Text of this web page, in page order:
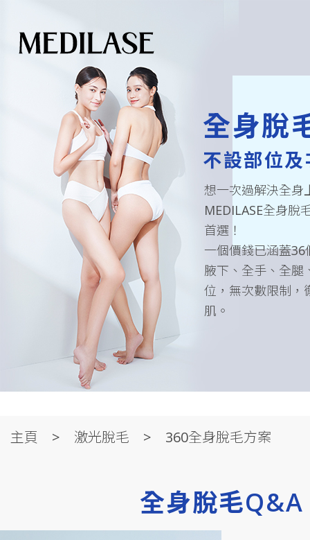
全身脫
不設部位
想一次過解決全身
MEDILASE全身脫
首選！
一個價錢已涵蓋
腋下、全手、全腿
位，無次數限制，
肌。
全身脫毛 | 一個價錢包全身36個
MEDILASE全身脫毛價錢至抵優惠明碼實價，絕無額外收費。
毛，脫完手毛又想脫埋其他。現時於MEDILASE做全身脫毛，
均不限部位數量及時間，最適合做全身激光脫毛的時機就是現
主頁 激光脫毛 360全身脫毛方案
全身脫毛Q&A